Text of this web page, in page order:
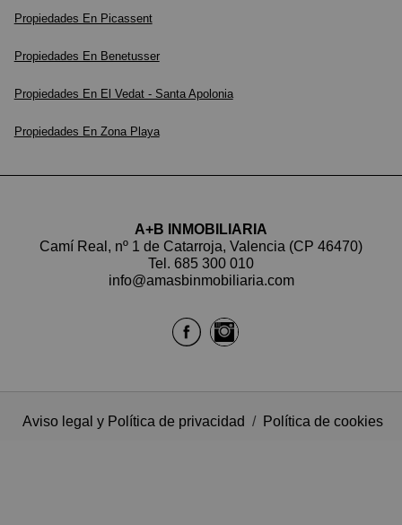
Propiedades En Picassent
Propiedades En Benetusser
Propiedades En El Vedat - Santa Apolonia
Propiedades En Zona Playa
A+B INMOBILIARIA
Camí Real, nº 1 de Catarroja, Valencia (CP 46470)
Tel. 685 300 010
info@amasbinmobiliaria.com
Aviso legal y Política de privacidad / Política de cookies